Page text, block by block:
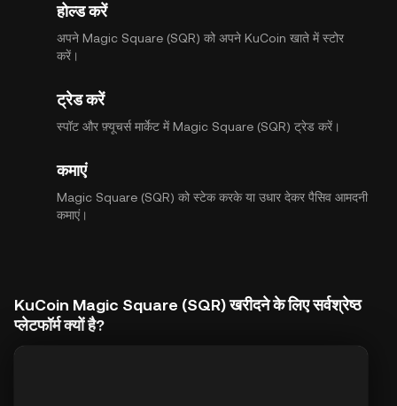
होल्ड करें
अपने Magic Square (SQR) को अपने KuCoin खाते में स्टोर
करें।
ट्रेड करें
स्पॉट और फ़्यूचर्स मार्केट में Magic Square (SQR) ट्रेड करें।
कमाएं
Magic Square (SQR) को स्टेक करके या उधार देकर पैसिव आमदनी
कमाएं।
KuCoin Magic Square (SQR) खरीदने के लिए सर्वश्रेष्ठ
प्लेटफॉर्म क्यों है?